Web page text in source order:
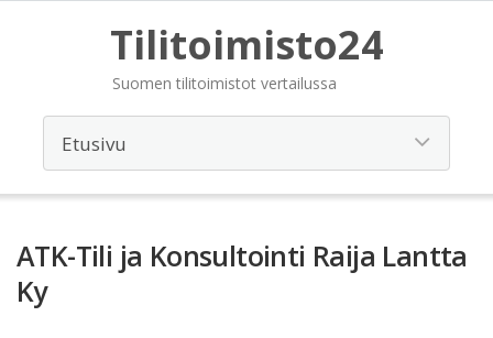
Tilitoimisto24
Suomen tilitoimistot vertailussa
ATK-Tili ja Konsultointi Raija Lantta
Ky